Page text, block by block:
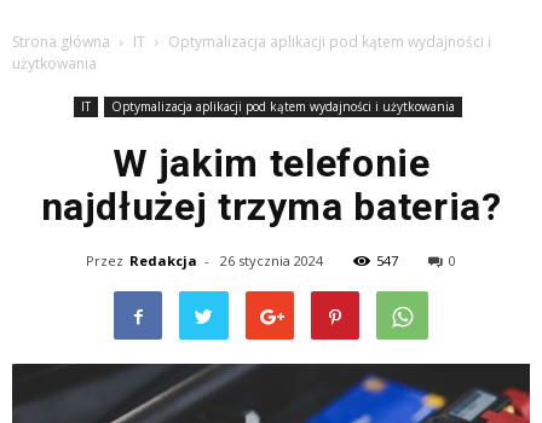
Strona główna IT
Optymalizacja aplikacji pod kątem wydajności i
użytkowania
IT Optymalizacja aplikacji pod kątem wydajności i użytkowania
W jakim telefonie
najdłużej trzyma bateria?
Przez Redakcja - 26 stycznia 2024 547 0